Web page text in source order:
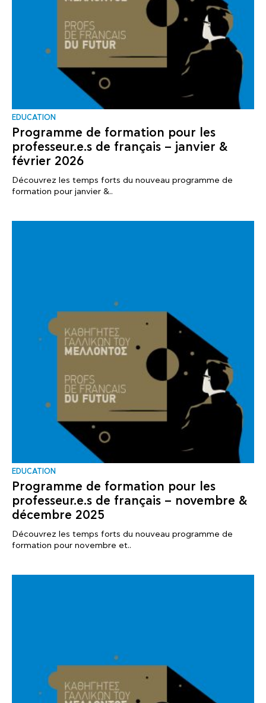
EDUCATION
Programme de formation pour les
professeur.e.s de français – janvier &
février 2026
Découvrez les temps forts du nouveau programme de
formation pour janvier &..
EDUCATION
Programme de formation pour les
professeur.e.s de français – novembre &
décembre 2025
Découvrez les temps forts du nouveau programme de
formation pour novembre et..